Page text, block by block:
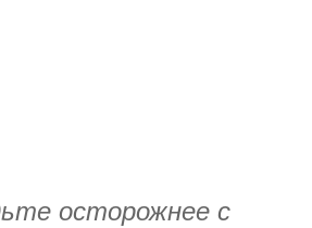
осторожнее с